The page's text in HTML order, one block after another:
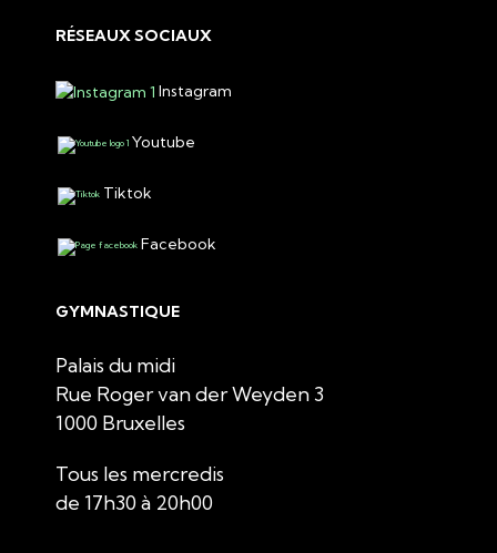
RÉSEAUX SOCIAUX
Instagram
Youtube
Tiktok
Facebook
GYMNASTIQUE
Palais du midi
Rue Roger van der Weyden 3
1000 Bruxelles
Tous les mercredis
de 17h30 à 20h00